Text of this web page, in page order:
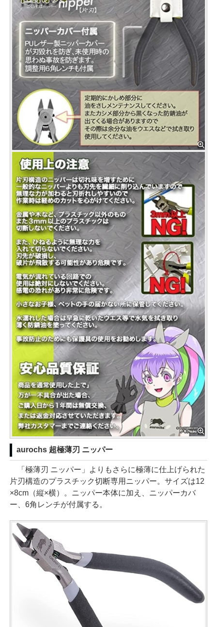
aurochs 超極薄刃 ニッパー
「極薄刃 ニッパー」よりもさらに極薄に仕上げられた
片刃構造のプラスチック切断専用ニッパー。サイズは12
×8cm（縦×横）。ニッパー本体に加え、ニッパーカバ
ー、6角レンチが付属する。